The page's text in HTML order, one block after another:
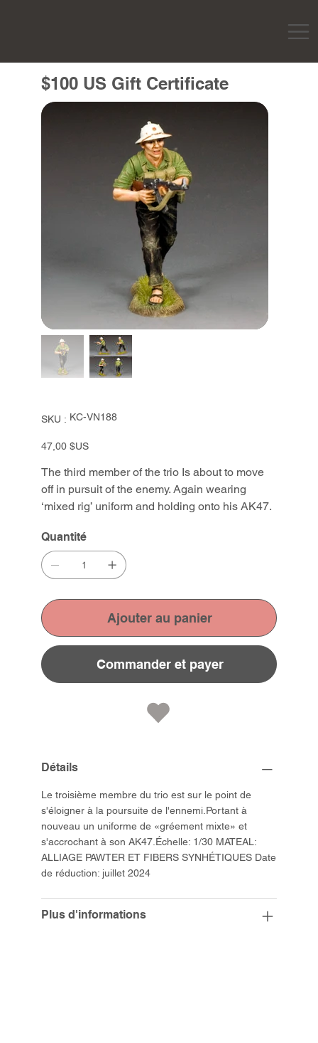
$100 US Gift Certificate
SKU : SKU
KC-
KC-VN188
Prix
47,00 $US
The third member of the trio Is about to move
off in pursuit of the enemy. Again wearing
‘mixed rig’ uniform and holding onto his AK47.
Quantité
Ajouter au panier
Commander et payer
Détails
Le troisième membre du trio est sur le point de
s'éloigner à la poursuite de l'ennemi.Portant à
nouveau un uniforme de «gréement mixte» et
s'accrochant à son AK47.Échelle: 1/30 MATEAL:
ALLIAGE PAWTER ET FIBERS SYNHÉTIQUES Date
de réduction: juillet 2024
Plus d'informations